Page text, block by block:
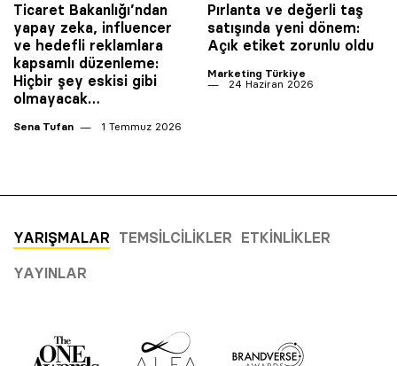
Ticaret Bakanlığı’ndan
yapay zeka, influencer
ve hedefli reklamlara
kapsamlı düzenleme:
Hiçbir şey eskisi gibi
olmayacak…
Sena Tufan 1 Temmuz 2026
Pırlanta ve değerli taş
satışında yeni dönem:
Açık etiket zorunlu oldu
Marketing Türkiye
24 Haziran 2026
YARIŞMALAR TEMSILCILIKLER ETKINLIKLER
YAYINLAR